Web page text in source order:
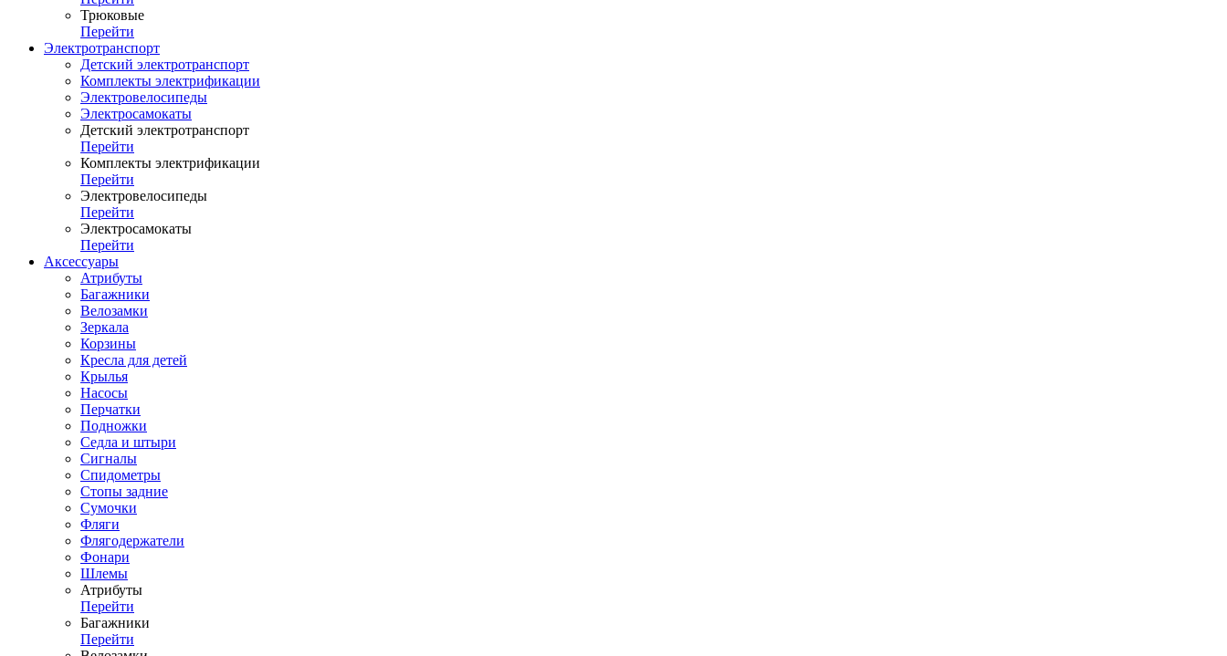
Трюковые
Перейти
Электротранспорт
Детский электротранспорт
Комплекты электрификации
Электровелосипеды
Электросамокаты
Детский электротранспорт
Перейти
Комплекты электрификации
Перейти
Электровелосипеды
Перейти
Электросамокаты
Перейти
Аксессуары
Атрибуты
Багажники
Велозамки
Зеркала
Корзины
Кресла для детей
Крылья
Насосы
Перчатки
Подножки
Седла и штыри
Сигналы
Спидометры
Стопы задние
Сумочки
Фляги
Флягодержатели
Фонари
Шлемы
Атрибуты
Перейти
Багажники
Перейти